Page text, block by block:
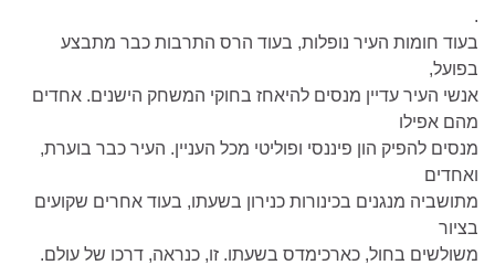
.
בעוד חומות העיר נופלות, בעוד הרס התרבות כבר מתבצע
בפועל,
אנשי העיר עדיין מנסים להיאחז בחוקי המשחק הישנים. אחדים
מהם אפילו
מנסים להפיק הון פיננסי ופוליטי מכל העניין. העיר כבר בוערת,
ואחדים
מתושביה מנגנים בכינורות כנירון בשעתו, בעוד אחרים שקועים
בציור
משולשים בחול, כארכימדס בשעתו. זו, כנראה, דרכו של עולם.